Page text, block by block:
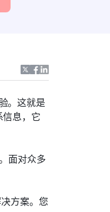
。这就是
息，它
面对众多
方案。您